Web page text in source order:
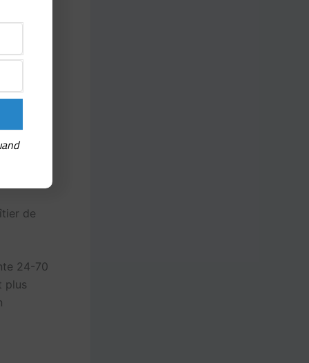
de
24-70
plus